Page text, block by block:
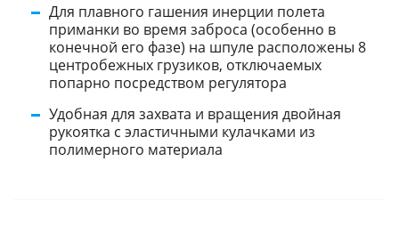
Для плавного гашения инерции полета
приманки во время заброса (особенно в
конечной его фазе) на шпуле расположены 8
центробежных грузиков, отключаемых
попарно посредством регулятора
Удобная для захвата и вращения двойная
рукоятка с эластичными кулачками из
полимерного материала